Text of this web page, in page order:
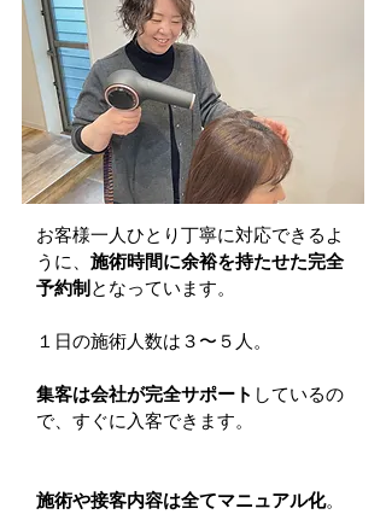
お客様一人ひとり丁寧に対応できるよ
うに、 施術時間に余裕を持たせた完全
予約制 となっています。
１日の施術人数は３〜５人。
集客は会社が完全サポート しているの
で、すぐに入客できます。
施術や接客内容は全てマニュアル化。